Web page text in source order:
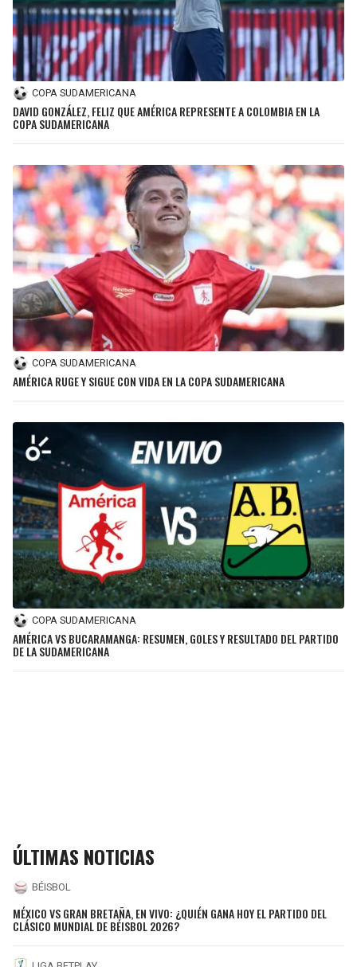
COPA SUDAMERICANA
DAVID GONZÁLEZ, FELIZ QUE AMÉRICA REPRESENTE A COLOMBIA EN LA
COPA SUDAMERICANA
COPA SUDAMERICANA
AMÉRICA RUGE Y SIGUE CON VIDA EN LA COPA SUDAMERICANA
COPA SUDAMERICANA
AMÉRICA VS BUCARAMANGA: RESUMEN, GOLES Y RESULTADO DEL PARTIDO
DE LA SUDAMERICANA
ÚLTIMAS NOTICIAS
BÉISBOL
MÉXICO VS GRAN BRETAÑA, EN VIVO: ¿QUIÉN GANA HOY EL PARTIDO DEL
CLÁSICO MUNDIAL DE BÉISBOL 2026?